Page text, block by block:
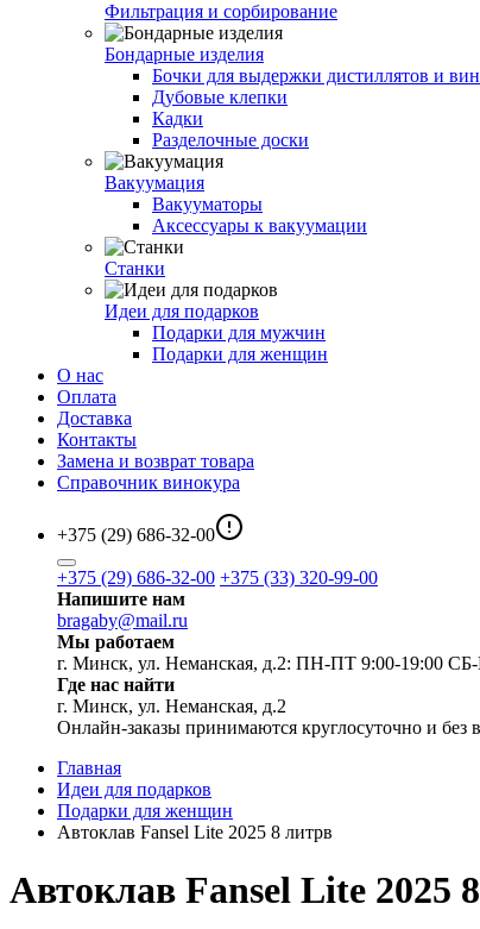
Фильтрация и сорбирование
Бондарные изделия
Бочки для выдержки дистиллятов и
Дубовые клепки
Кадки
Разделочные доски
Вакуумация
Вакууматоры
Аксессуары к вакуумации
Станки
Идеи для подарков
Подарки для мужчин
Подарки для женщин
О нас
Оплата
Доставка
Контакты
Замена и возврат товара
Справочник винокура
+375 (29) 686-32-00
+375 (29) 686-32-00 +375 (33) 320-99-00
Напишите нам
bragaby@mail.ru
Мы работаем
г. Минск, ул. Неманская, д.2: ПН-ПТ 9:00-19:00
Где нас найти
г. Минск, ул. Неманская, д.2
Онлайн-заказы принимаются круглосуточно и без
Главная
Идеи для подарков
Подарки для женщин
Автоклав Fansel Lite 2025 8 литрв
Автоклав Fansel Lite 2025